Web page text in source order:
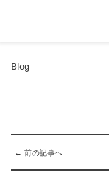
Blog
← 前の記事へ